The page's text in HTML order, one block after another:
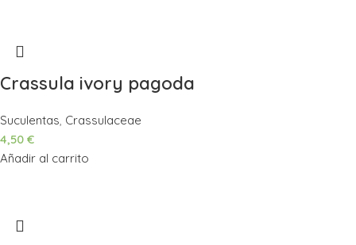
Crassula ivory pagoda
Suculentas, Crassulaceae
4,50 €
Añadir al carrito